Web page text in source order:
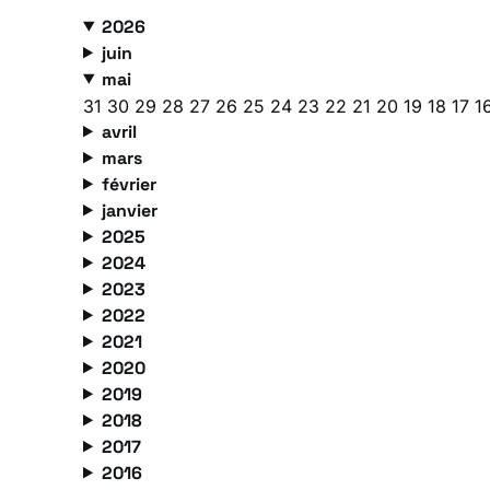
2026
juin
mai
31 30 29 28 27 26 25 24 23 22 21 20 19 18 17
avril
mars
février
janvier
2025
2024
2023
2022
2021
2020
2019
2018
2017
2016